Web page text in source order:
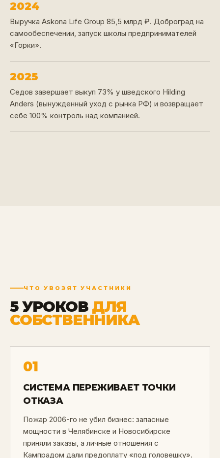
2024
Выручка Askona Life Group 85,5 млрд ₽. Доброград на
самообеспечении, запуск школы предпринимателей
«Горки».
2025
Седов завершает выкуп 73% у шведского Hilding
Anders (вынужденный уход с рынка РФ) и возвращает
себе 100% контроль над компанией.
ЧТО УВОЗЯТ УЧАСТНИКИ
5 УРОКОВ ДЛЯ
СОБСТВЕННИКА
01
СИСТЕМА ПЕРЕЖИВАЕТ ТОЧКИ
ОТКАЗА
Пожар 2006-го не убил бизнес: запасные
мощности в Челябинске и Новосибирске
приняли заказы, а личные отношения с
Кампрадом дали предоплату «под головешку».